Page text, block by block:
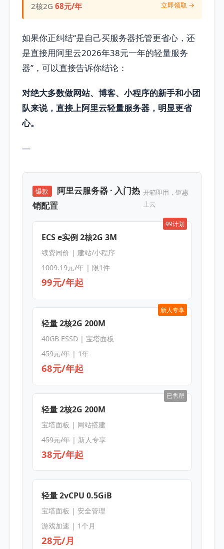
2核2G68元/年 立即领取 →
如果你正纠结“是自己买服务器托管更省心，还
是直接用阿里云2026年38元一年的轻量服务
器”，可以直接告诉你结论：
对绝大多数做网站、博客、小程序的新手和小团
队来说，直接上阿里云轻量服务器，明显更省
心。
—
爆款
阿里云服务器 · 入门热
销配置
开箱即用，钜惠
上云
99计划
ECS e实例 2核2G 3M
续费同价 | 建站/小程序
1009.19元/年| 限1件
99元/年起
新人专享
轻量 2核2G 200M
40GB ESSD | 宝塔面板
459元/年| 1年
68元/年起
已售罄
轻量 2核2G 200M
宝塔面板 | 网站搭建
459元/年| 新人专享
38元/年起
轻量 2vCPU 0.5GiB
宝塔面板 | 安全管理
游戏加速 | 1个月
28元/月